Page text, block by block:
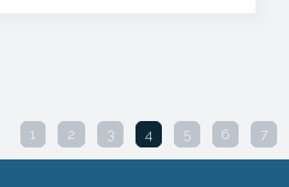
1 2 3 4 5 6 7